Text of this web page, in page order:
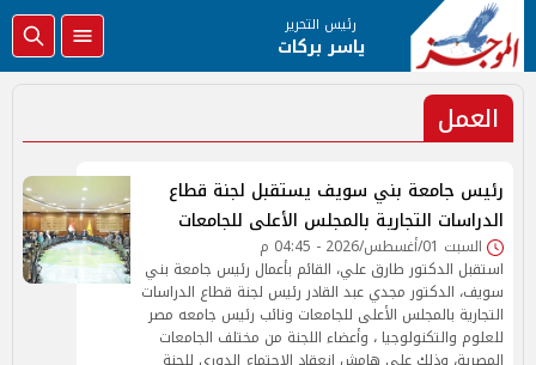
رئيس التحرير
ياسر بركات
العمل
رئيس جامعة بني سويف يستقبل لجنة قطاع
الدراسات التجارية بالمجلس الأعلى للجامعات
السبت 01/أغسطس/2026 - 04:45 م
استقبل الدكتور طارق علي، القائم بأعمال رئيس جامعة بني
سويف، الدكتور مجدي عبد القادر رئيس لجنة قطاع الدراسات
التجارية بالمجلس الأعلى للجامعات ونائب رئيس جامعه مصر
للعلوم والتكنولوجيا ، وأعضاء اللجنة من مختلف الجامعات